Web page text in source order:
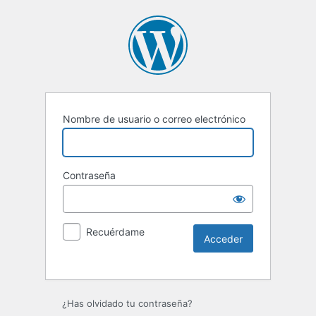
Nombre de usuario o correo electrónico
Contraseña
Recuérdame
¿Has olvidado tu contraseña?